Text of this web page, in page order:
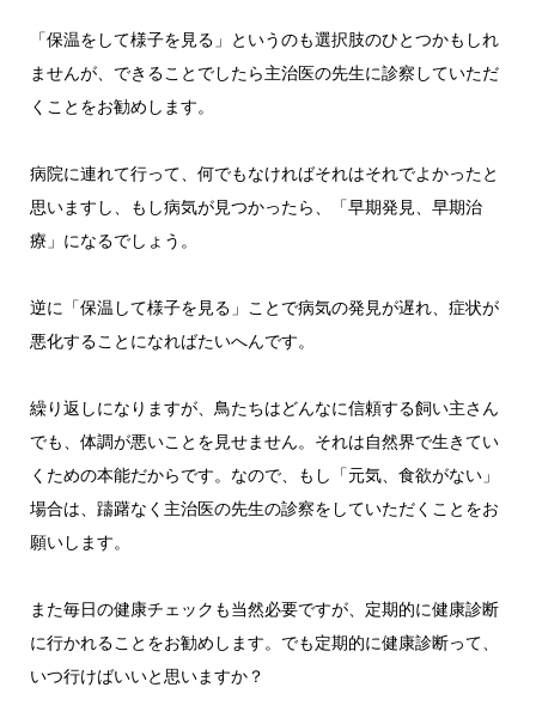
「保温をして様子を見る」というのも選択肢のひとつかもしれ
ませんが、できることでしたら主治医の先生に診察していただ
くことをお勧めします。
病院に連れて行って、何でもなければそれはそれでよかったと
思いますし、もし病気が見つかったら、「早期発見、早期治
療」になるでしょう。
逆に「保温して様子を見る」ことで病気の発見が遅れ、症状が
悪化することになればたいへんです。
繰り返しになりますが、鳥たちはどんなに信頼する飼い主さん
でも、体調が悪いことを見せません。それは自然界で生きてい
くための本能だからです。なので、もし「元気、食欲がない」
場合は、躊躇なく主治医の先生の診察をしていただくことをお
願いします。
また毎日の健康チェックも当然必要ですが、定期的に健康診断
に行かれることをお勧めします。でも定期的に健康診断って、
いつ行けばいいと思いますか？